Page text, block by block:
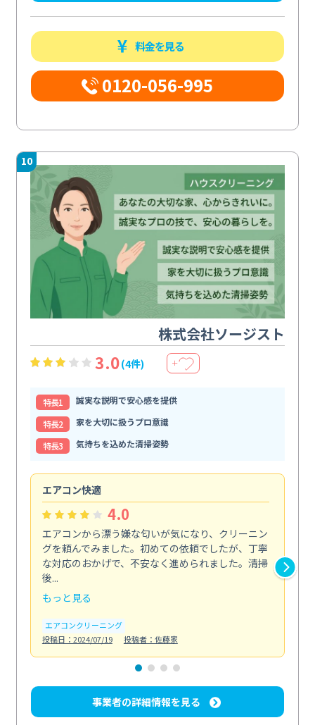
料金を見る
0120-056-995
10
株式会社ソージスト
3.0(4件) ＋
特⻑1
誠実な説明で安心感を提供
特⻑2
家を大切に扱うプロ意識
特⻑3
気持ちを込めた清掃姿勢
エアコン快適
4.0
エアコンから漂う嫌な匂いが気になり、クリーニン
グを頼んでみました。初めての依頼でしたが、丁寧
な対応のおかげで、不安なく進められました。清掃
後...
もっと見る
エアコンクリーニング
投稿日：2024/07/19
投稿者：佐藤家
事業者の詳細情報を見る